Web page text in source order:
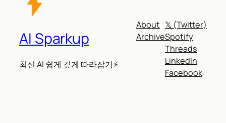
AI Sparkup
최신 AI 쉽게 깊게 따라잡기⚡
About
Archive
𝕏 (Twitter)
Spotify
Threads
LinkedIn
Facebook